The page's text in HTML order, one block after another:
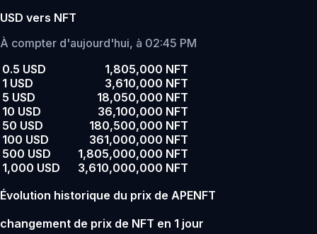
USD vers NFT
À compter d'aujourd'hui, à 02:45 PM
0.5 USD
1,805,000 NFT
1 USD
3,610,000 NFT
5 USD
18,050,000 NFT
10 USD
36,100,000 NFT
50 USD
180,500,000 NFT
100 USD
361,000,000 NFT
500 USD
1,805,000,000 NFT
1,000 USD
3,610,000,000 NFT
Évolution historique du prix de APENFT
changement de prix de NFT en 1 jour